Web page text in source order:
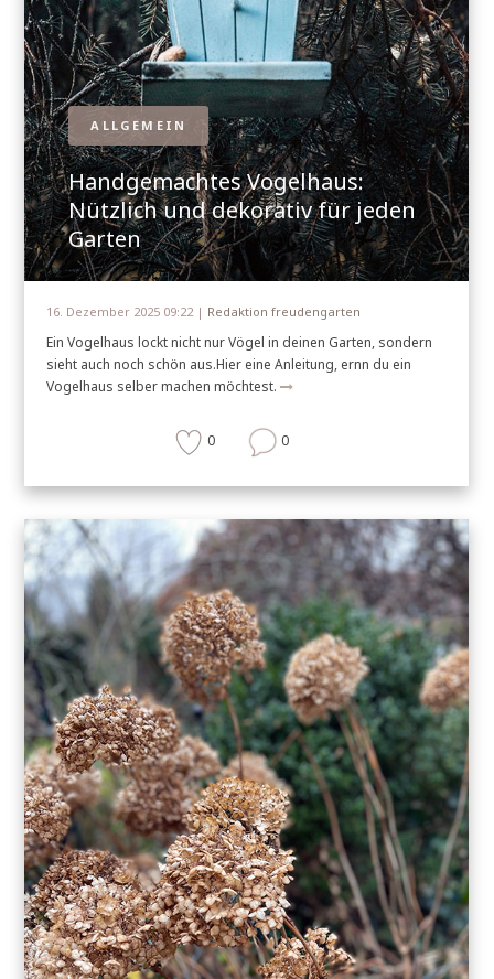
ALLGEMEIN
Handgemachtes Vogelhaus:
Nützlich und dekorativ für jeden
Garten
16. Dezember 2025 09:22 | Redaktion freudengarten
Ein Vogelhaus lockt nicht nur Vögel in deinen Garten, sondern
sieht auch noch schön aus.Hier eine Anleitung, ernn du ein
Vogelhaus selber machen möchtest.
0 0